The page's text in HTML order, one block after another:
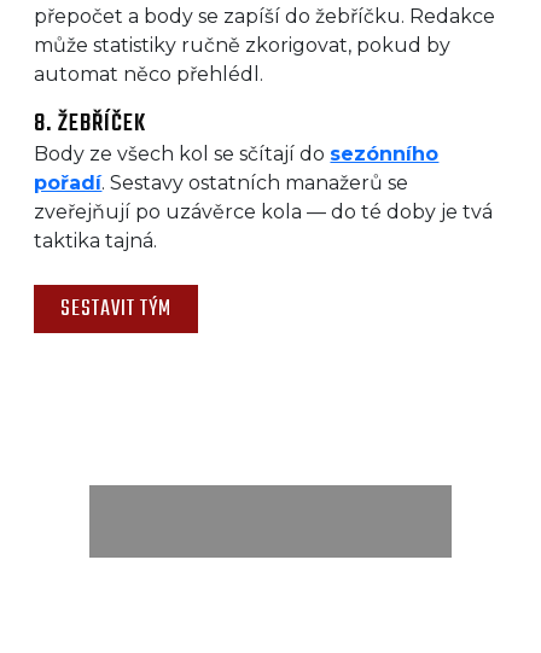
přepočet a body se zapíší do žebříčku. Redakce
může statistiky ručně zkorigovat, pokud by
automat něco přehlédl.
8. ŽEBŘÍČEK
Body ze všech kol se sčítají do sezónního
pořadí. Sestavy ostatních manažerů se
zveřejňují po uzávěrce kola — do té doby je tvá
taktika tajná.
SESTAVIT TÝM